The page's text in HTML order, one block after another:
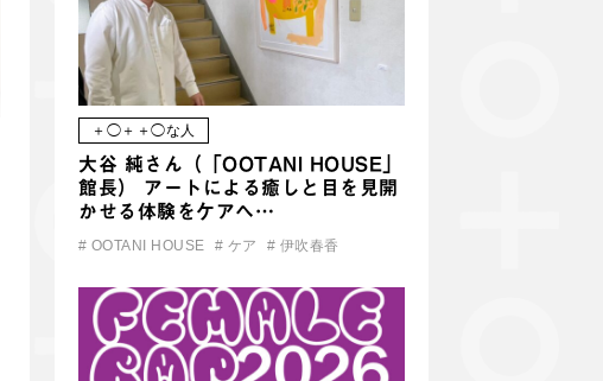
＋◯＋＋◯な人
大谷 純さん（「OOTANI HOUSE」
館長） アートによる癒しと目を見開
かせる体験をケアへ…
# OOTANI HOUSE # ケア # 伊吹春香